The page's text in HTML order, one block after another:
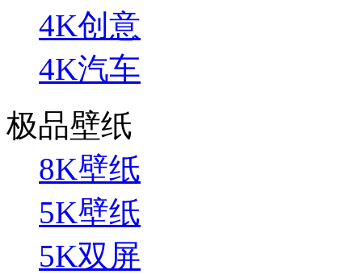
4K创意
4K汽车
极品壁纸
8K壁纸
5K壁纸
5K双屏